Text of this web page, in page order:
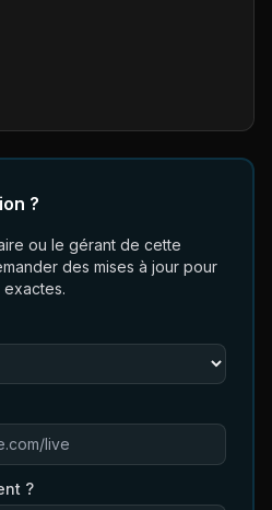
?
ou le gérant de cette
des mises à jour pour
?